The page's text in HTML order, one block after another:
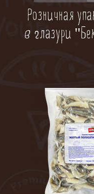
Розничная
в глазури